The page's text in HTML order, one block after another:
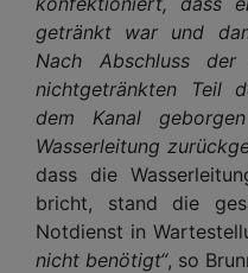
getränkt war und
Nach Abschluss
nichtgetränkten Teil
dem Kanal
Wasserleitung
dass die
bricht, stand die
Notdienst in
nicht benötigt“, so